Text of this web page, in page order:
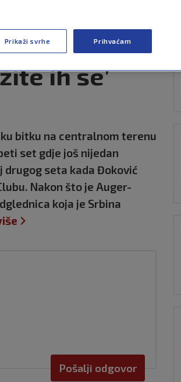
na
na
ih se’
bitku na centralnom terenu
set gdje još nijedan
drugog seta kada Đoković
Nakon što je Auger-
koja je Srbina
Pošalji odgovor
Prikaži svrhe Prihvaćam